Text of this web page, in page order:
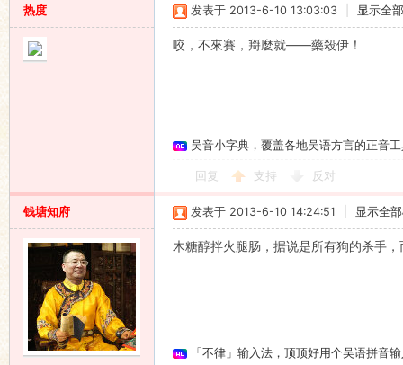
热度 发表于 2013-6-10 13:03:03 显示全
咬，不來賽，搿麼就——藥殺伊！
吴音小字典，覆盖各地吴语方言的正音
回复 支持 反对
钱塘知府 发表于 2013-6-10 14:24:51 显示全
木糖醇拌火腿肠，据说是所有狗的杀手
「不律」输入法，顶顶好用个吴语拼音